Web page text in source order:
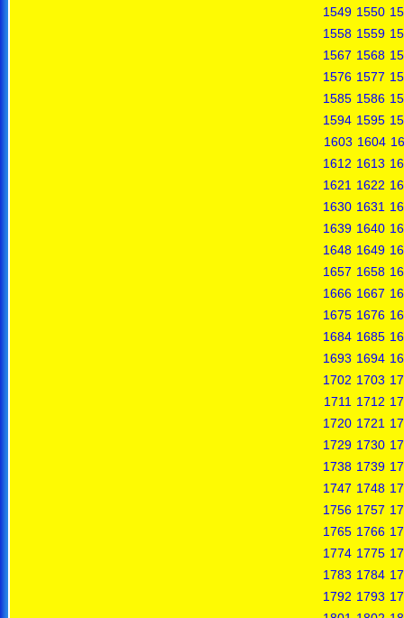
1549 1550
1558 1559
1567 1568
1576 1577
1585 1586
1594 1595
1603 1604
1612 1613
1621 1622
1630 1631
1639 1640
1648 1649
1657 1658
1666 1667
1675 1676
1684 1685
1693 1694
1702 1703
1711 1712
1720 1721
1729 1730
1738 1739
1747 1748
1756 1757
1765 1766
1774 1775
1783 1784
1792 1793